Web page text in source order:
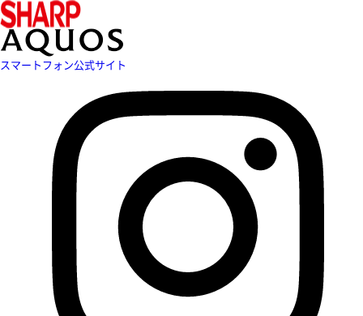
スマートフォン公式サイト